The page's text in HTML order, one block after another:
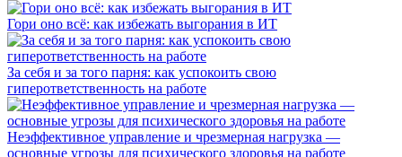
Гори оно всё: как избежать выгорания в ИТ
За себя и за того парня: как успокоить свою
гиперответственность на работе
Неэффективное управление и чрезмерная нагрузка —
основные угрозы для психического здоровья на работе